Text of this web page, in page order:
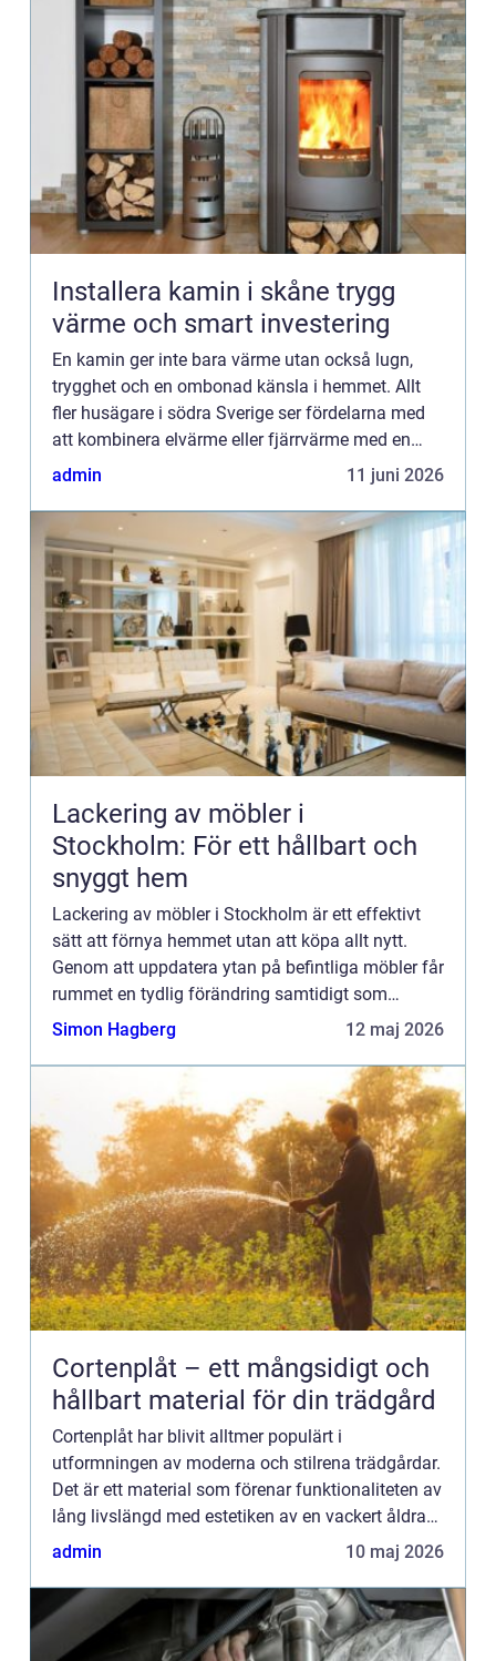
Installera kamin i skåne trygg
värme och smart investering
En kamin ger inte bara värme utan också lugn,
trygghet och en ombonad känsla i hemmet. Allt
fler husägare i södra Sverige ser fördelarna med
att kombinera elvärme eller fjärrvärme med en
kamin, både för ekonomins och klimatets skull.
admin 11 juni 2026
Lackering av möbler i
Stockholm: För ett hållbart och
snyggt hem
Lackering av möbler i Stockholm är ett effektivt
sätt att förnya hemmet utan att köpa allt nytt.
Genom att uppdatera ytan på befintliga möbler får
rummet en tydlig förändring samtidigt som
kvalitete...
Simon Hagberg 12 maj 2026
Cortenplåt – ett mångsidigt och
hållbart material för din trädgård
Cortenplåt har blivit alltmer populärt i
utformningen av moderna och stilrena trädgårdar.
Det är ett material som förenar funktionaliteten av
lång livslängd med estetiken av en vackert åldrad
yta. F&ou...
admin 10 maj 2026